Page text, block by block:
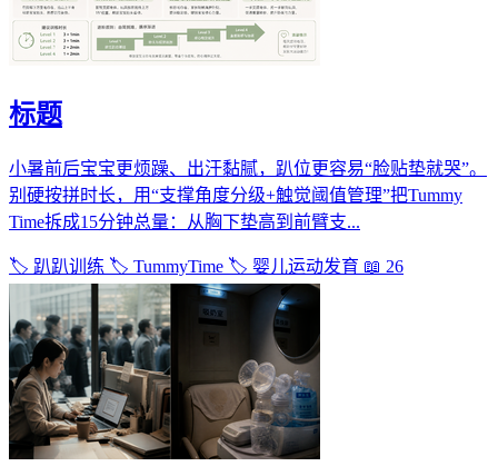
标题
小暑前后宝宝更烦躁、出汗黏腻，趴位更容易“脸贴垫就哭”。
别硬按拼时长，用“支撑角度分级+触觉阈值管理”把Tummy
Time拆成15分钟总量：从胸下垫高到前臂支...
🏷️ 趴趴训练 🏷️ TummyTime 🏷️ 婴儿运动发育 📖 26